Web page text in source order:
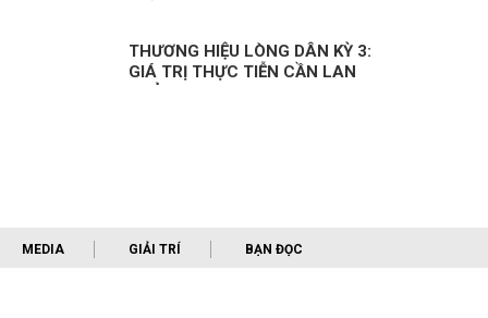
THƯƠNG HIỆU LÒNG DÂN KỲ 3:
GIÁ TRỊ THỰC TIỄN CẦN LAN
MEDIA GIẢI TRÍ BẠN ĐỌC